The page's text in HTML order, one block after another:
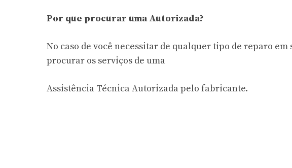
Por que procurar uma Autorizada?
No caso de você necessitar de qualquer tipo de reparo
procurar os serviços de uma
Assistência Técnica Autorizada pelo fabricante.